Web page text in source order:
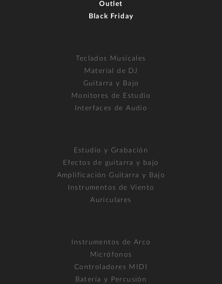
Outlet
Black Friday
Teclados Musicales
Material de DJ
Guitarra y Bajo
Monitores de Estudio
Interfaces de Audio
Estudio y Grabación
Efectos de guitarra y bajo
Amplificación Guitarra y Bajo
Instrumentos de Viento
Auriculares
Instrumentos de Arco
Micrófonos
Controladores MIDI
Batería y Percusión